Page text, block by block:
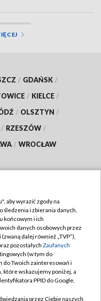
/ GDAŃSK /
/ KIELCE /
/ OLSZTYN /
/ RZESZÓW /
/ WROCŁAW
TVP
aby wyrazić zgody na
i zbierania danych,
końcowym i ich
danych osobowych przez
dalej również „TVP”),
pozostałych Zaufanych
(w tym do
do Twoich zainteresowań i
które wskazujemy poniżej, a
PPID do Google.
przez Ciebie naszych